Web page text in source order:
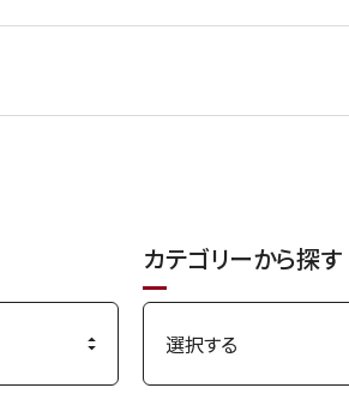
カテゴリーから探す